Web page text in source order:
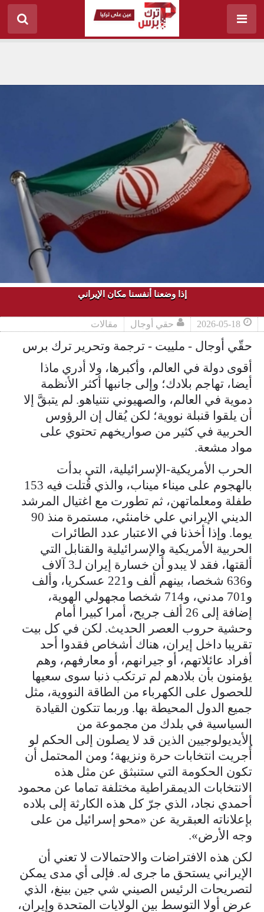
إذا وضعنا أنفسنا مكان الإيراني
2026-05-18 حقي أوجال مقالات
حقّي أوجال - ملييت - ترجمة وتحرير ترك برس
أقوى دولة في العالم، وأكبرها، ولا أدري ماذا
أيضا، تهاجم بلادك؛ وإلى جانبها أكثر الأنظمة
دموية في العالم، والصهيوني نتنياهو. لم يتبقَّ إلا
أن يلقوا قنبلة نووية؛ لكن يُقال إن الرؤوس
الحربية في كثير من صواريخهم تحتوي على
مواد مشعة.
الحرب الأمريكية-الإسرائيلية، التي بدأت
بالهجوم على ميناء ميناب، والذي قُتلت فيه 153
طفلة ومعلماتهن، ثم تطورت مع اغتيال المرشد
الديني الإيراني علي خامنئي، مستمرة منذ 90
يوما. وإذا أخذنا في الاعتبار عدد الطائرات
الحربية الأمريكية والإسرائيلية والقنابل التي
ألقتها، فقد لا يبدو أن خسارة إيران لـ3 آلاف
و636 شخصا، بينهم ألف و221 عسكريا، وألف
و701 مدني، و714 شخصا مجهولي الهوية،
إضافة إلى 26 ألف جريح، أمرا كبيرا أمام
وحشية حروب العصر الحديث. لكن في كل بيت
تقريبا داخل إيران، هناك أشخاص فقدوا أحد
أفراد عائلاتهم، أو جيرانهم، أو معارفهم، وهم
يؤمنون بأن بلادهم لم ترتكب ذنبا سوى سعيها
للحصول على الكهرباء من الطاقة النووية، مثل
جميع الدول المحيطة بها. وربما تتكون القيادة
السياسية في بلدك من مجموعة من
الأيديولوجيين الذين قد لا يصلون إلى الحكم لو
أُجريت انتخابات حرة ونزيهة؛ ومن المحتمل أن
تكون الحكومة التي ستنبثق عن مثل هذه
الانتخابات الديمقراطية مختلفة تماما عن محمود
أحمدي نجاد، الذي جرّ كل هذه الكارثة إلى بلاده
بإعلاناته العبقرية عن «محو إسرائيل من على
وجه الأرض».
لكن هذه الافتراضات والاحتمالات لا تعني أن
الإيراني يستحق ما جرى له. فإلى أي مدى يمكن
لتصريحات الرئيس الصيني شي جين بينغ، الذي
عرض أولا التوسط بين الولايات المتحدة وإيران،